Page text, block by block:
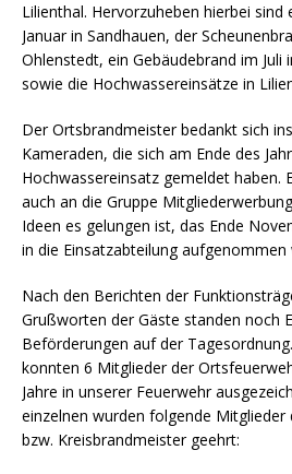
Lilienthal. Hervorzuheben hierbei sind
Januar in Sandhauen, der
Ohlenstedt, ein Gebäudebrand im Juli
sowie die Hochwassereinsätze in
Der Ortsbrandmeister bedankt sich
Kameraden, die sich am Ende des
Hochwassereinsatz gemeldet haben.
auch an die Gruppe
Ideen es gelungen ist, das Ende
in die Einsatzabteilung
Nach den Berichten der
Grußworten der Gäste standen noch
Beförderungen auf der
konnten 6 Mitglieder der
Jahre in unserer Feuerwehr
einzelnen wurden folgende
bzw. Kreisbrandmeister geehrt: